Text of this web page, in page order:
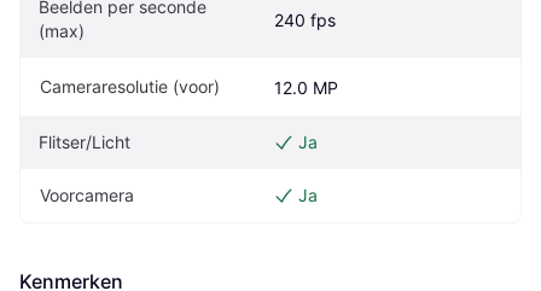
Beelden per seconde
(max)
240 fps
Cameraresolutie (voor) 12.0 MP
Flitser/Licht Ja
Voorcamera Ja
Kenmerken